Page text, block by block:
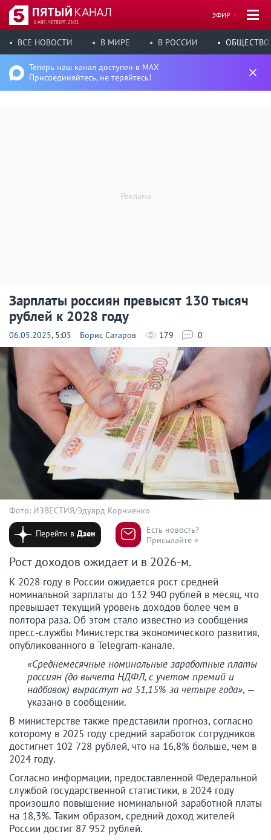
6 АВГ, ЧЕТВЕРГ, 23:31
ЭФИР
ВСЕ НОВОСТИ В МИРЕ В РОССИИ ОБЩЕСТВО
Теперь наш канал доступен в MAX
Присоединяйтесь, не теряйтесь!
Зарплаты россиян превысят 130 тысяч
рублей к 2028 году
06.05.2025, 5:05 Борис Сатаров 179 0
Фото: ИЗВЕСТИЯ/Эдуард Корниенко
Перейти вДзен
Есть новость?
Присылайте »
Рост доходов ожидает и в 2026-м.
К 2028 году в России ожидается рост средней
номинальной зарплаты до 132 940 рублей в месяц, что
превышает текущий уровень доходов более чем в
полтора раза. Об этом стало известно из сообщения
пресс-службы Министерства экономического развития,
опубликованного в Telegram-канале.
«Среднемесячные номинальные заработные платы
россиян (до вычета НДФЛ, с учетом премий и
надбавок) вырастут на 51,15% за четыре года», —
указано в сообщении.
В министерстве также представили прогноз, согласно
которому в 2025 году средний заработок сотрудников
достигнет 102 728 рублей, что на 16,8% больше, чем в
2024 году.
Согласно информации, предоставленной Федеральной
службой государственной статистики, в 2024 году
произошло повышение номинальной заработной платы
на 18,3%. Таким образом, средний доход жителей
России достиг 87 952 рублей.